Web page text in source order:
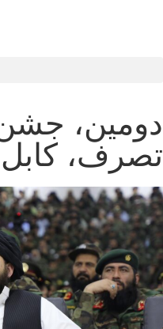
دومین،
تصرف،